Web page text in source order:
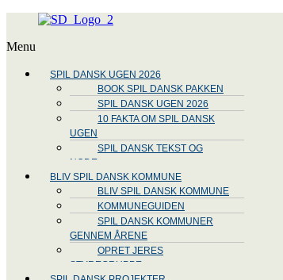
Menu
SPIL DANSK UGEN 2026
BOOK SPIL DANSK PAKKEN
SPIL DANSK UGEN 2026
10 FAKTA OM SPIL DANSK
UGEN
SPIL DANSK TEKST OG
NODE
BLIV SPIL DANSK KOMMUNE
BLIV SPIL DANSK KOMMUNE
KOMMUNEGUIDEN
SPIL DANSK KOMMUNER
GENNEM ÅRENE
OPRET JERES
STYREGRUPPE